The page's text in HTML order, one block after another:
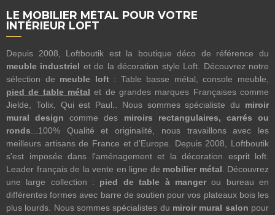
LE MOBILIER MÉTAL POUR VOTRE
INTÉRIEUR LOFT
Depuis 2008, Loftboutik est la boutique déco de référence du
meuble industriel et de la décoration style Loft. Découvrez notre
sélection de meuble loft: Table basse métal, console meuble,
pied de table métal et de grandes marques Françaises comme
Jielde, Tolix, Qui est Paul.. Nous sommes spécialiste du miroir
mural design comme des miroirs rectangulaires, carrés ou
ronds ...100% Qualité et originalité, nous travaillons avec les
meilleurs artisans de France et d'Europe. Depuis 2008, Loftboutik
s'est imposée dans l'aménagement et la décoration esprit loft.
Leader français de la vente en ligne de mobilier métal . Découvrez
une large collection : pied de table à mangerou bureau en
différentes formes avec barre de soutien pour vos plateaux bois les
plus lourds. Nous sommes spécialistes du miroir mural salon pour